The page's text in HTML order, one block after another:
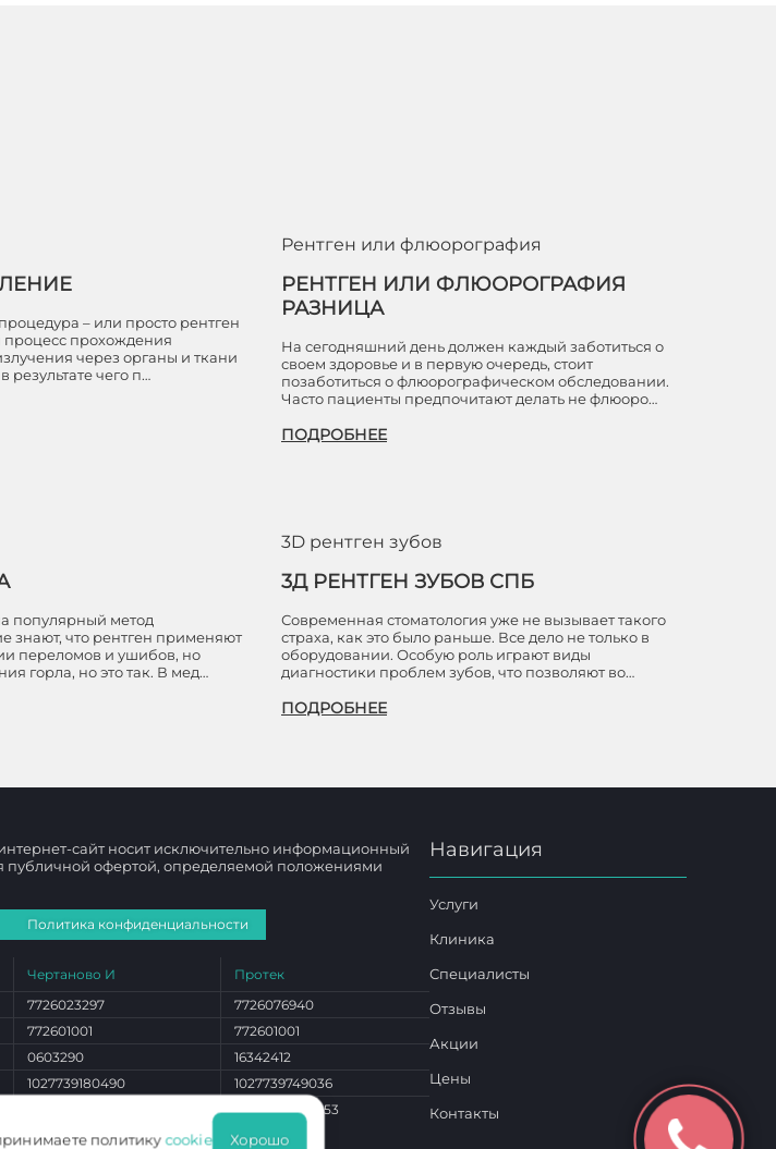
– или просто рентген
процесс прохождения
через органы и ткани
результате чего п…
Рентген или флюорография
РЕНТГЕН ИЛИ ФЛЮОРОГРАФИЯ
РАЗНИЦА
На сегодняшний день должен каждый заботиться о
своем здоровье и в первую очередь, стоит
позаботиться о флюорографическом обследовании.
Часто пациенты предпочитают делать не флюоро…
ПОДРОБНЕЕ
популярный метод
знают, что рентген применяют
переломов и ушибов, но
горла, но это так. В мед…
3D рентген зубов
3Д РЕНТГЕН ЗУБОВ СПБ
Современная стоматология уже не вызывает такого
страха, как это было раньше. Все дело не только в
оборудовании. Особую роль играют виды
диагностики проблем зубов, что позволяют во…
ПОДРОБНЕЕ
сайт носит исключительно информационный
публичной офертой, определяемой положениями
Политика конфиденциальности
Чертаново И
7726023297
772601001
0603290
1027739180490
Протек
7726076940
772601001
16342412
1027739749036
ЛО 77 01 014453
Навигация
Услуги
Клиника
Специалисты
Отзывы
Акции
Цены
Контакты
политикуcookie Хорошо